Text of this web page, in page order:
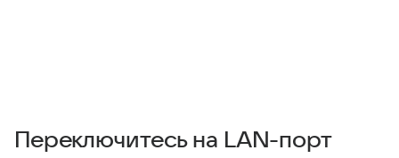
Переключитесь на LAN-порт